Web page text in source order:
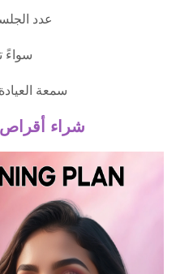
عدد
سواءً
سمعة
شراء أقراص